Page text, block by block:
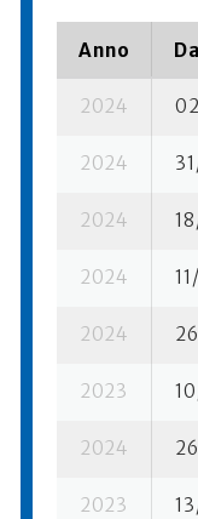
Anno
2024
2024
2024
2024
2024
2023
2024
2023